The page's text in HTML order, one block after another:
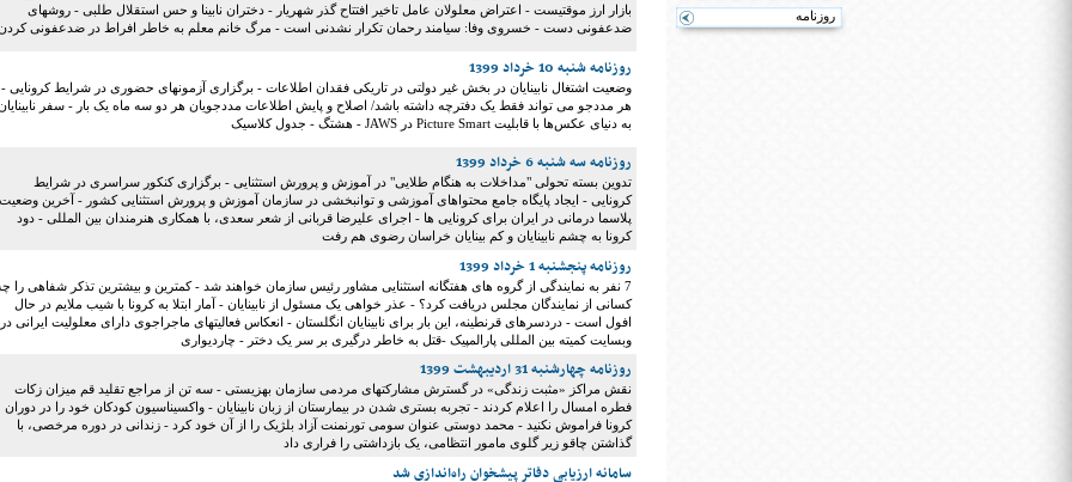
روزنامه
بازار ارز موقتیست - اعتراض معلولان عامل تاخیر افتتاح گذر شهریار - دختران نابینا و حس استقلال طلبی - روشهای
ضدعفونی دست - خسروی وفا: سیامند رحمان تکرار نشدنی است - مرگ خانم معلم به خاطر افراط در ضدعفونی
روزنامه شنبه 10 خرداد 1399
وضعیت اشتغال نابینایان در بخش غیر دولتی در تاریکی فقدان اطلاعات - برگزاری آزمونهای حضوری در شرایط کرونایی -
هر مددجو می تواند فقط یک دفترچه داشته باشد/ اصلاح و پایش اطلاعات مددجویان هر دو سه ماه یک بار - سفر
به دنیای عکس‌ها با قابلیت Picture Smart در JAWS - هشتگ - جدول کلاسیک
روزنامه سه شنبه 6 خرداد 1399
تدوین بسته تحولی "مداخلات به هنگام طلایی" در آموزش و پرورش استثنایی - برگزاری کنکور سراسری در شرایط
کرونایی - ایجاد پایگاه جامع محتواهای آموزشی و توانبخشی در سازمان آموزش و پرورش استثنایی کشور - آخرین وضعیت
پلاسما درمانی در ایران برای کرونایی ها - اجرای علیرضا قربانی از شعر سعدی، با همکاری هنرمندان بین المللی - دود
کرونا به چشم نابینایان و کم بینایان خراسان رضوی هم رفت
روزنامه پنجشنبه 1 خرداد 1399
7 نفر به نمایندگی از گروه های هفتگانه استثنایی مشاور رئیس سازمان خواهند شد - کمترین و بیشترین تذکر شفاهی را
کسانی از نمایندگان مجلس دریافت کرد؟ - عذر خواهی یک مسئول از نابینایان - آمار ابتلا به کرونا با شیب ملایم در حال
افول است - درد‌سر‌های قرنطینه، این بار برای نابینایان انگلستان - انعکاس فعالیتهای ماجراجوی دارای معلولیت ایرانی در
وبسایت کمیته بین المللی پارالمپیک -قتل به خاطر درگیری بر سر یک دختر - چاردیواری
روزنامه چهارشنبه 31 اردیبهشت 1399
نقش مراکز «مثبت زندگی» در گسترش مشارکتهای مردمی سازمان بهزیستی - سه تن از مراجع تقلید قم میزان زکات
فطره امسال را اعلام کردند - تجربه بستری شدن در بیمارستان از زبان نابینایان - واکسیناسیون کودکان خود را در دوران
کرونا فراموش نکنید - محمد دوستی عنوان سومی تورنمنت آزاد بلژیک را از آن خود کرد - زندانی در دوره مرخصی، با
گذاشتن چاقو زیر گلوی مامور انتظامی، یک بازداشتی را فراری داد
سامانه ارزیابی دفاتر پیشخوان راه‌اندازی شد